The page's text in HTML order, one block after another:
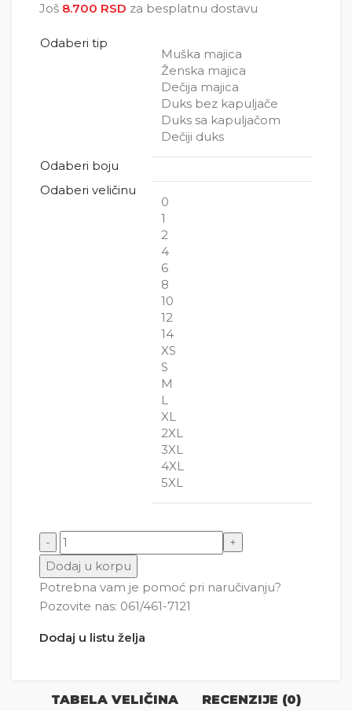
5.000 RSD
Još 8.700 RSD za besplatnu dostavu
Odaberi tip
Muška majica
Ženska majica
Dečija majica
Duks bez kapuljače
Duks sa kapuljačom
Dečiji duks
Odaberi boju
Odaberi veličinu
0
1
2
4
6
8
10
12
14
XS
S
M
L
XL
2XL
3XL
4XL
5XL
Muzica otisak prsta količina
Dodaj u korpu
Potrebna vam je pomoć pri naručivanju?
Pozovite nas: 061/461-7121
Dodaj u listu želja
TABELA VELIČINA
RECENZIJE (0)